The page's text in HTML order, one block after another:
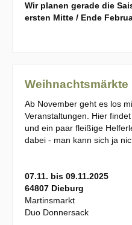
Wir planen gerade die
ersten Mitte / Ende
Weihnachtsmärkte
Ab November geht es los
Veranstaltungen. Hier
und ein paar fleißige
dabei - man kann sich ja
07.11. bis 09.11.2025
64807 Dieburg
Martinsmarkt
Duo Donnersack